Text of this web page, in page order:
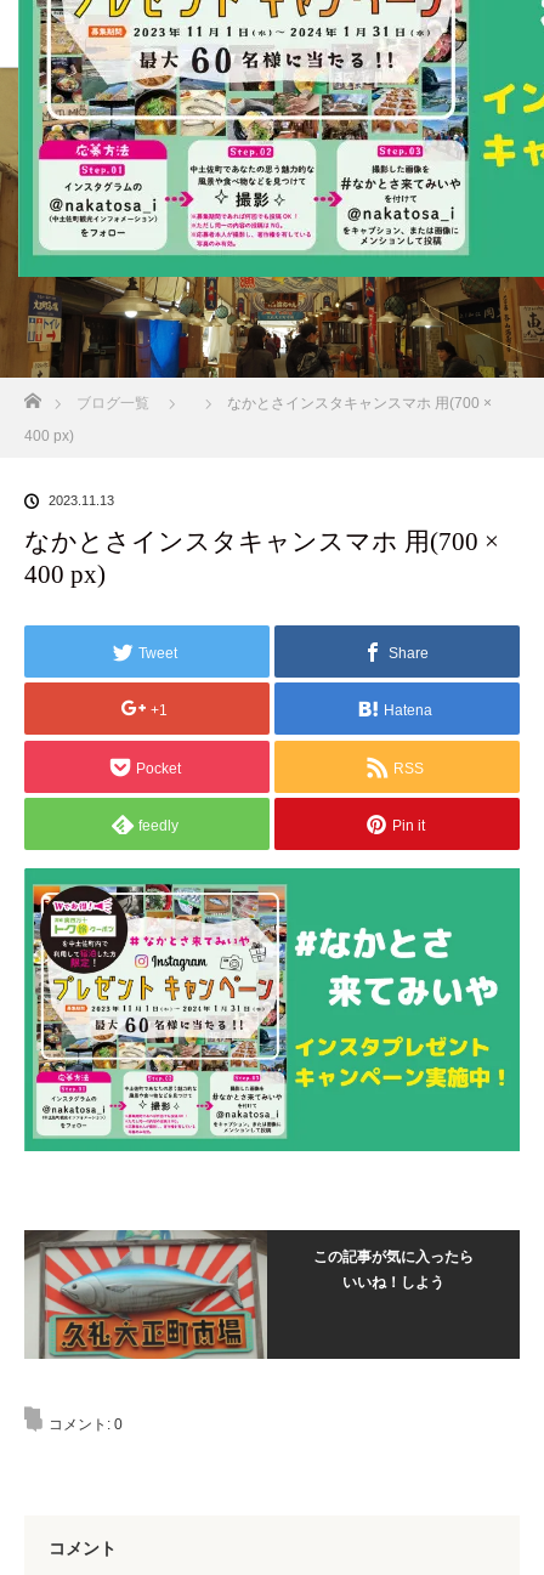
BLOG
ブログ一覧
なかとさインスタキャンスマホ 用(700 ×
400 px)
2023.11.13
なかとさインスタキャンスマホ 用(700 ×
400 px)
Tweet Share
+1 Hatena
Pocket RSS
feedly Pin it
この記事が気に入ったら
いいね！しよう
コメント: 0
コメント